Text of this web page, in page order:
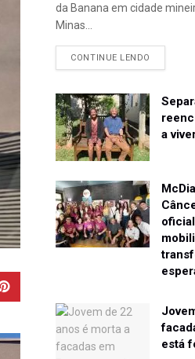
da Banana em cidade
Minas...
CONTINUE LENDO
a
está